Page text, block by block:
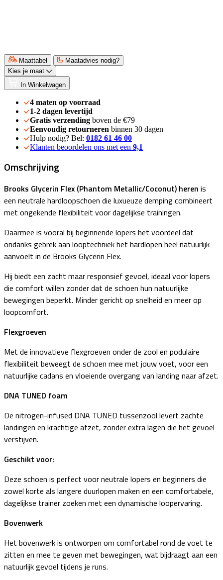
Maattabel
Maatadvies nodig?
Kies je maat
In Winkelwagen
4 maten op voorraad
1-2 dagen levertijd
Gratis verzending boven de €79
Eenvoudig retourneren binnen 30 dagen
Hulp nodig? Bel: 0182 61 46 00
Klanten beoordelen ons met een 9,1
Omschrijving
Brooks Glycerin Flex (Phantom Metallic/Coconut) heren is
een neutrale hardloopschoen die luxueuze demping combineert
met ongekende flexibiliteit voor dagelijkse trainingen.
Daarmee is vooral bij beginnende lopers het voordeel dat
ondanks gebrek aan looptechniek het hardlopen heel natuurlijk
aanvoelt in de Brooks Glycerin Flex.
Hij biedt een zacht maar responsief gevoel, ideaal voor lopers
die comfort willen zonder dat de schoen hun natuurlijke
bewegingen beperkt. Minder gericht op snelheid en meer op
loopcomfort.
Flexgroeven
Met de innovatieve flexgroeven onder de zool en podulaire
flexibiliteit beweegt de schoen mee met jouw voet, voor een
natuurlijke cadans en vloeiende overgang van landing naar afzet.
DNA TUNED foam
De nitrogen-infused DNA TUNED tussenzool levert zachte
landingen en krachtige afzet, zonder extra lagen die het gevoel
verstijven.
Geschikt voor:
Deze schoen is perfect voor neutrale lopers en beginners die
zowel korte als langere duurlopen maken en een comfortabele,
dagelijkse trainer zoeken met een dynamische loopervaring.
Bovenwerk
Het bovenwerk is ontworpen om comfortabel rond de voet te
zitten en mee te geven met bewegingen, wat bijdraagt aan een
natuurlijk gevoel tijdens je runs.